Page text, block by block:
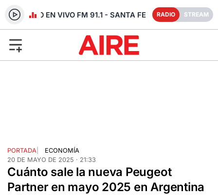
RADIO EN VIVO FM 91.1 - SANTA FE RADIO STREAM
PORTADA
ECONOMÍA
20 DE MAYO DE 2025 · 21:33
Cuánto sale la nueva Peugeot
Partner en mayo 2025 en Argentina